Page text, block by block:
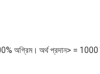
অগ্রিম। অর্থ প্রদান> = 1000